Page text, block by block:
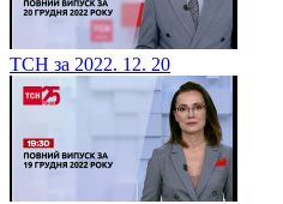
ТСН за 2022. 12. 20